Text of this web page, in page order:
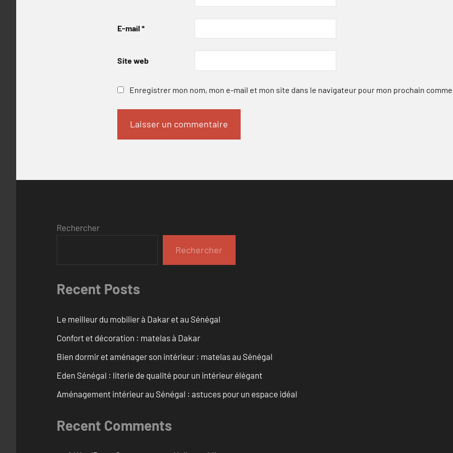
E-mail *
Site web
Enregistrer mon nom, mon e-mail et mon site dans le navigateur pour mon prochain
Rechercher
Rechercher
Recent Posts
Le meilleur du mobilier à Dakar et au Sénégal
Confort et décoration : matelas à Dakar
Bien dormir et aménager son intérieur : matelas au Sénégal
Eden Sénégal : literie de qualité pour un intérieur élégant
Aménagement intérieur au Sénégal : astuces pour un espace idéal
Recent Comments